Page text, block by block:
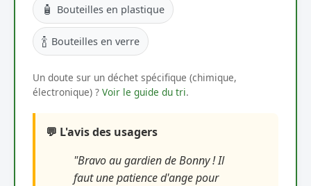
🧴 Bouteilles en plastique
🍾 Bouteilles en verre
Un doute sur un déchet spécifique (chimique,
électronique) ? Voir le guide du tri.
💬 L'avis des usagers
"Bravo au gardien de Bonny ! Il
faut une patience d'ange pour